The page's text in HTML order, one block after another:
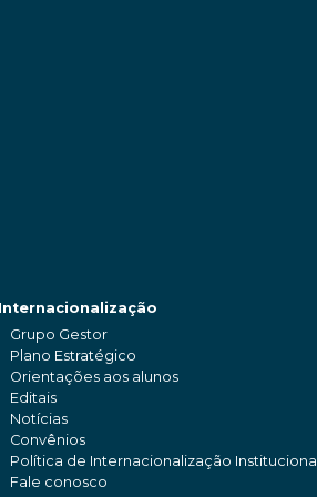
Grupo Gestor
Plano Estratégico
Orientações aos alunos
Editais
Notícias
Convênios
Política de Internacionalização Institucional
Fale conosco